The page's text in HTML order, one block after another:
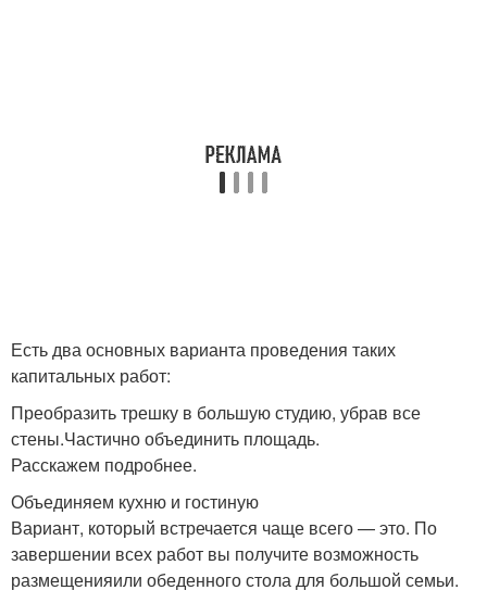
Есть два основных варианта проведения таких
капитальных работ:
Преобразить трешку в большую студию, убрав все
стены.Частично объединить площадь.
Расскажем подробнее.
Объединяем кухню и гостиную
Вариант, который встречается чаще всего — это. По
завершении всех работ вы получите возможность
размещенияили обеденного стола для большой семьи.